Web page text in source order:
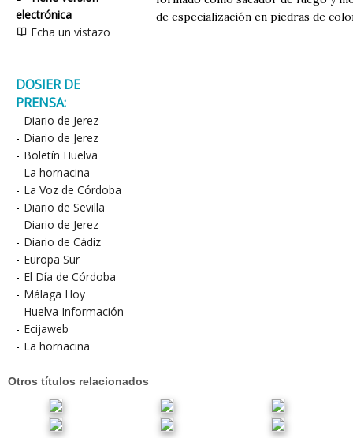
electrónica
Echa un vistazo
DOSIER DE
PRENSA:
- Diario de Jerez
- Diario de Jerez
- Boletín Huelva
- La hornacina
- La Voz de Córdoba
- Diario de Sevilla
- Diario de Jerez
- Diario de Cádiz
- Europa Sur
- El Día de Córdoba
- Málaga Hoy
- Huelva Información
- Ecijaweb
- La hornacina
de especialización en piedras de
Otros títulos relacionados